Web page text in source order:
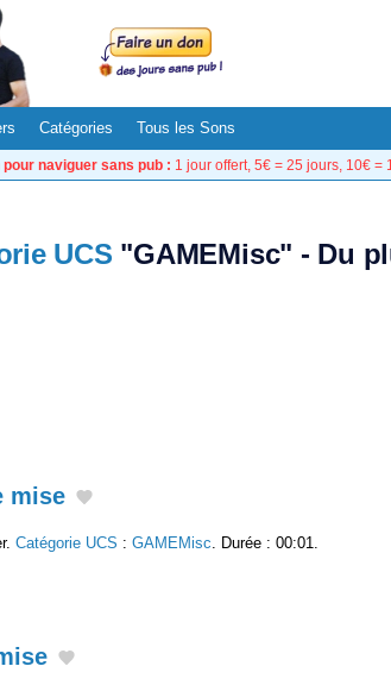
Catégories Tous les Sons
pour naviguer sans pub : 1 jour offert, 5€ = 25 jours, 10€ =
UCS "GAMEMisc" - Du
mise
Catégorie UCS : GAMEMisc . Durée : 00:01.